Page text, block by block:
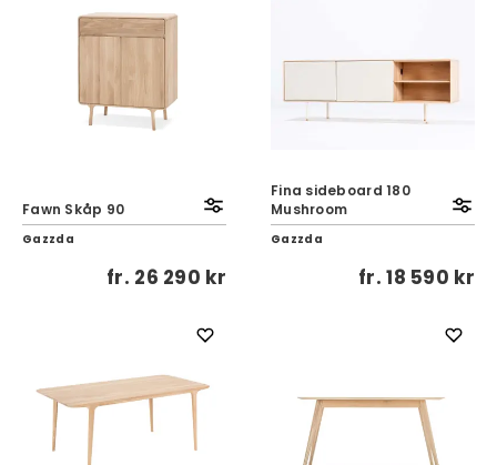
Fawn Skåp 90
Gazzda
fr. 26 290 kr
Fina sideboard 180
Mushroom
Gazzda
fr.18 590 kr